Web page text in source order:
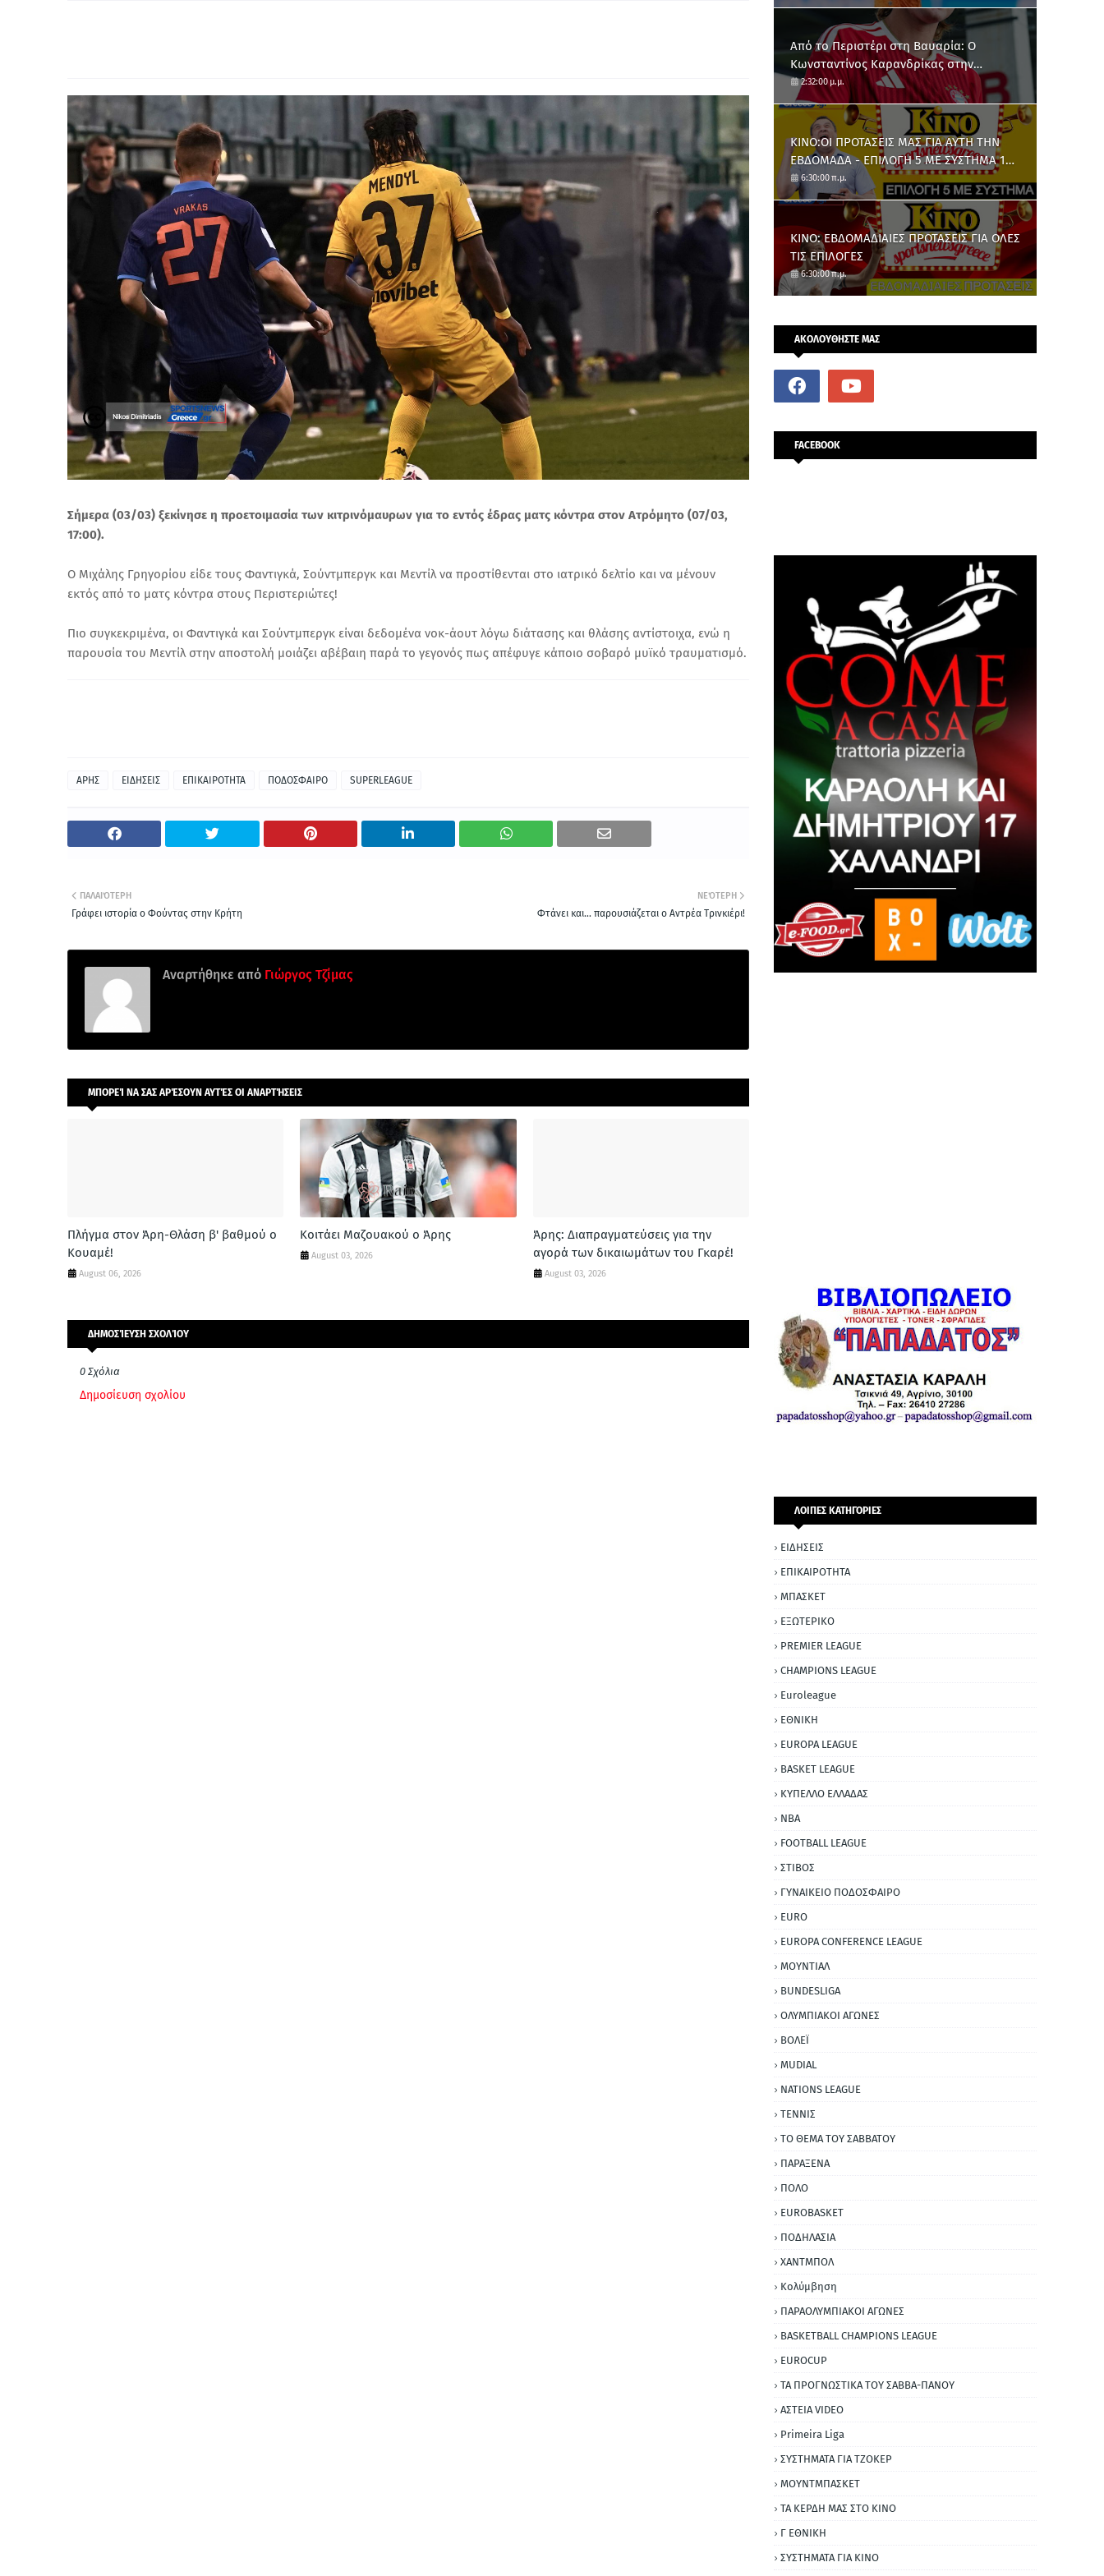
Σήμερα (03/03) ξεκίνησε η προετοιμασία των κιτρινόμαυρων για το εντός έδρας ματς κόντρα στον Ατρόμητο (07/03,
17:00).
Ο Μιχάλης Γρηγορίου είδε τους Φαντιγκά, Σούντμπεργκ και Μεντίλ να προστίθενται στο ιατρικό δελτίο και να μένουν
εκτός από το ματς κόντρα στους Περιστεριώτες!
Πιο συγκεκριμένα, οι Φαντιγκά και Σούντμπεργκ είναι δεδομένα νοκ-άουτ λόγω διάτασης και θλάσης αντίστοιχα, ενώ η
παρουσία του Μεντίλ στην αποστολή μοιάζει αβέβαιη παρά το γεγονός πως απέφυγε κάποιο σοβαρό μυϊκό τραυματισμό.
ΑΡΗΣ ΕΙΔΗΣΕΙΣ ΕΠΙΚΑΙΡΟΤΗΤΑ ΠΟΔΟΣΦΑΙΡΟ SUPERLEAGUE
ΝΕΌΤΕΡΗ
Φτάνει και... παρουσιάζεται ο Αντρέα Τρινκιέρι!
ΠΑΛΑΙΌΤΕΡΗ
Γράφει ιστορία ο Φούντας στην Κρήτη
Αναρτήθηκε από Γιώργος Τζίμας
ΜΠΟΡΕΊ ΝΑ ΣΑΣ ΑΡΈΣΟΥΝ ΑΥΤΈΣ ΟΙ ΑΝΑΡΤΉΣΕΙΣ
Πλήγμα στον Άρη-Θλάση β' βαθμού ο
Κουαμέ!
August 06, 2026
Κοιτάει Μαζουακού ο Άρης
August 03, 2026
Άρης: Διαπραγματεύσεις για την
αγορά των δικαιωμάτων του Γκαρέ!
August 03, 2026
ΔΗΜΟΣΊΕΥΣΗ ΣΧΟΛΊΟΥ
0 Σχόλια
Δημοσίευση σχολίου
Από το Περιστέρι στη Βαυαρία: O
Κωνσταντίνος Καρανδρίκας στην
Μπάγερν Μονάχου
2:32:00 μ.μ.
ΚΙΝΟ:ΟΙ ΠΡΟΤΑΣΕΙΣ ΜΑΣ ΓΙΑ ΑΥΤΗ ΤΗΝ
ΕΒΔΟΜΑΔΑ - ΕΠΙΛΟΓΗ 5 ΜΕ ΣΥΣΤΗΜΑ 10
ΑΡΙΘΜΩΝ
6:30:00 π.μ.
ΚΙΝΟ: ΕΒΔΟΜΑΔΙΑΙΕΣ ΠΡΟΤΑΣΕΙΣ ΓΙΑ ΟΛΕΣ
ΤΙΣ ΕΠΙΛΟΓΕΣ
6:30:00 π.μ.
ΑΚΟΛΟΥΘΗΣΤΕ ΜΑΣ
FACEBOOK
ΛΟΙΠΕΣ ΚΑΤΗΓΟΡΙΕΣ
ΕΙΔΗΣΕΙΣ
ΕΠΙΚΑΙΡΟΤΗΤΑ
ΜΠΑΣΚΕΤ
ΕΞΩΤΕΡΙΚΟ
PREMIER LEAGUE
CHAMPIONS LEAGUE
Euroleague
ΕΘΝΙΚΗ
EUROPA LEAGUE
BASKET LEAGUE
ΚΥΠΕΛΛΟ ΕΛΛΑΔΑΣ
NBA
FOOTBALL LEAGUE
ΣΤΙΒΟΣ
ΓΥΝΑΙΚΕΙΟ ΠΟΔΟΣΦΑΙΡΟ
EURO
EUROPA CONFERENCE LEAGUE
ΜΟΥΝΤΙΑΛ
BUNDESLIGA
ΟΛΥΜΠΙΑΚΟΙ ΑΓΩΝΕΣ
ΒΟΛΕΪ
MUDIAL
NATIONS LEAGUE
ΤΕΝΝΙΣ
ΤΟ ΘΕΜΑ ΤΟΥ ΣΑΒΒΑΤΟΥ
ΠΑΡΑΞΕΝΑ
ΠΟΛΟ
EUROBASKET
ΠΟΔΗΛΑΣΙΑ
ΧΑΝΤΜΠΟΛ
Κολύμβηση
ΠΑΡΑΟΛΥΜΠΙΑΚΟΙ ΑΓΩΝΕΣ
BASKETBALL CHAMPIONS LEAGUE
EUROCUP
ΤΑ ΠΡΟΓΝΩΣΤΙΚΑ ΤΟΥ ΣΑΒΒΑ-ΠΑΝΟΥ
ΑΣΤΕΙΑ VIDEO
Primeira Liga
ΣΥΣΤΗΜΑΤΑ ΓΙΑ ΤΖΟΚΕΡ
ΜΟΥΝΤΜΠΑΣΚΕΤ
ΤΑ ΚΕΡΔΗ ΜΑΣ ΣΤΟ ΚΙΝΟ
Γ ΕΘΝΙΚΗ
ΣΥΣΤΗΜΑΤΑ ΓΙΑ ΚΙΝΟ